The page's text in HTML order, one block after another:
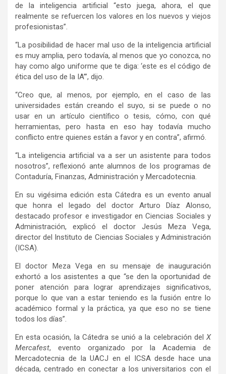
de la inteligencia artificial “esto juega, ahora, el que
realmente se refuercen los valores en los nuevos y viejos
profesionistas”.
“La posibilidad de hacer mal uso de la inteligencia artificial
es muy amplia, pero todavía, al menos que yo conozca, no
hay como algo uniforme que te diga: ‘este es el código de
ética del uso de la IA’”, dijo.
“Creo que, al menos, por ejemplo, en el caso de las
universidades están creando el suyo, si se puede o no
usar en un artículo científico o tesis, cómo, con qué
herramientas, pero hasta en eso hay todavía mucho
conflicto entre quienes están a favor y en contra”, afirmó.
“La inteligencia artificial va a ser un asistente para todos
nosotros”, reflexionó ante alumnos de los programas de
Contaduría, Finanzas, Administración y Mercadotecnia.
En su vigésima edición esta Cátedra es un evento anual
que honra el legado del doctor Arturo Díaz Alonso,
destacado profesor e investigador en Ciencias Sociales y
Administración, explicó el doctor Jesús Meza Vega,
director del Instituto de Ciencias Sociales y Administración
(ICSA).
El doctor Meza Vega en su mensaje de inauguración
exhortó a los asistentes a que “se den la oportunidad de
poner atención para lograr aprendizajes significativos,
porque lo que van a estar teniendo es la fusión entre lo
académico formal y la práctica, ya que eso no se tiene
todos los días”.
En esta ocasión, la Cátedra se unió a la celebración del X
Mercafest, evento organizado por la Academia de
Mercadotecnia de la UACJ en el ICSA desde hace una
década, centrado en conectar a los universitarios con el